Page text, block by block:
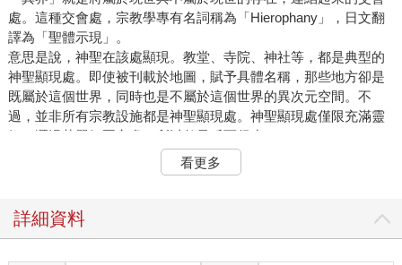
處。這種交會處，宗教學專有名詞稱為「Hierophany」，日文翻
譯為「聖體示現」。
意思是說，神聖在該處顯現。教堂、寺院、神社等，都是典型的
神聖顯現處。即使被刊載於地圖，賦予具體名稱，那些地方卻是
既屬於這個世界，同時也是不屬於這個世界的異次元空間。不
過，並非所有宗教設施都是神聖顯現處。神聖顯現處僅限充滿靈
氣、瀰漫莊嚴氛圍之處，所以數量反而很少。
隨著交通發達便利，人們基於商務目的或興趣也越來越常旅行，
足跡踏遍國內外、探訪偏遠地區的人也不再罕見。電視上也頻頻
音，全都變得臨場感十足。但是，那些並不是我認為的異界。所
看更多
詳細資料